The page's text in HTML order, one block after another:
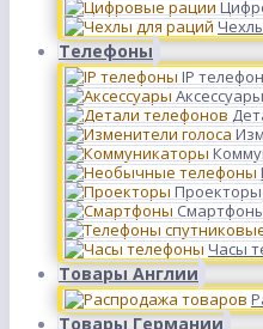
Телефоны
IP
Аксессуары
Проекторы
Часы
Товары Англии
Товары Германии